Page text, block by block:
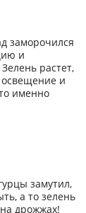
заморочился
и
растет,
и
именно
замутил,
а то зелень
на дрожжах!